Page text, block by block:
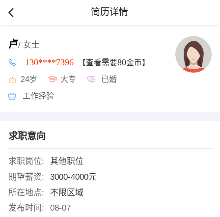
简历详情
卢/ 女士
130****7396 【查看需要80金币】
24岁 大专 已婚
工作经验
求职意向
求职岗位:
其他职位
期望薪资:
3000-4000元
所在地点:
不限区域
发布时间:
08-07